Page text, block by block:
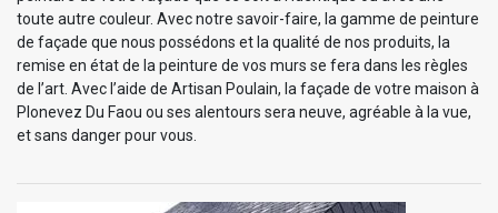
toute autre couleur. Avec notre savoir-faire, la gamme de peinture
de façade que nous possédons et la qualité de nos produits, la
remise en état de la peinture de vos murs se fera dans les règles
de l’art. Avec l’aide de Artisan Poulain, la façade de votre maison à
Plonevez Du Faou ou ses alentours sera neuve, agréable à la vue,
et sans danger pour vous.